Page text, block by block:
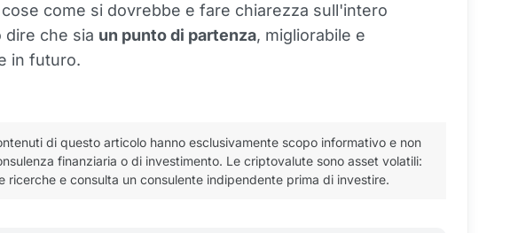
come si dovrebbe e fare chiarezza sull'intero
dire che sia un punto di partenza, migliorabile e
in futuro.
di questo articolo hanno esclusivamente scopo informativo e non
finanziaria o di investimento. Le criptovalute sono asset volatili:
ricerche e consulta un consulente indipendente prima di investire.